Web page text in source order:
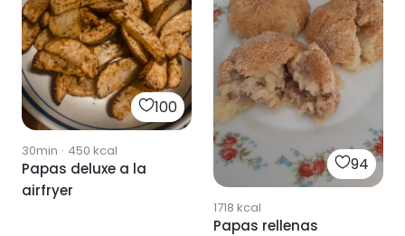
100
30min · 450 kcal
Papas deluxe a la
airfryer
94
1718 kcal
Papas rellenas